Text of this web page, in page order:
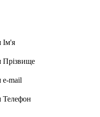
Ім'я
Прізвище
e-mail
Телефон